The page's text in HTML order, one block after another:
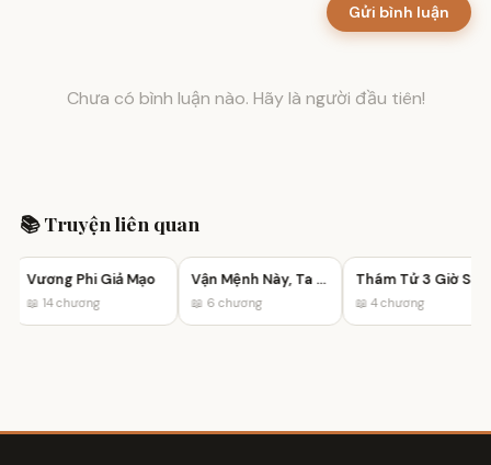
Gửi bình luận
Chưa có bình luận nào. Hãy là người đầu tiên!
📚 Truyện liên quan
Vương Phi Giả Mạo
📖 14 chương
Vận Mệnh Này, Ta Không Nhận!
📖 6 chương
Thám Tử 3 Giờ Sáng
📖 4 chương